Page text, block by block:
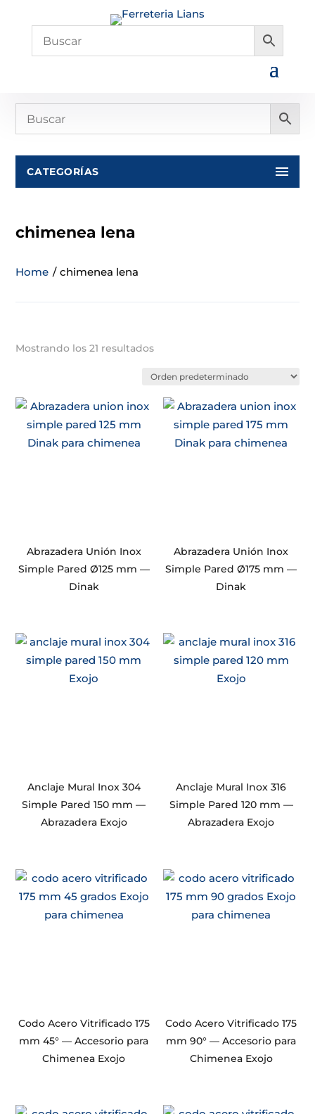
CATEGORÍAS
chimenea lena
Home / chimenea lena
Mostrando los 21 resultados
Abrazadera Unión Inox
Simple Pared Ø125 mm —
Dinak
Abrazadera Unión Inox
Simple Pared Ø175 mm —
Dinak
Anclaje Mural Inox 304
Simple Pared 150 mm —
Abrazadera Exojo
Anclaje Mural Inox 316
Simple Pared 120 mm —
Abrazadera Exojo
Codo Acero Vitrificado 175
mm 45° — Accesorio para
Chimenea Exojo
Codo Acero Vitrificado 175
mm 90° — Accesorio para
Chimenea Exojo